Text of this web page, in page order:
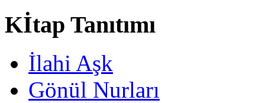
Kİtap Tanıtımı
İlahi Aşk
Gönül Nurları